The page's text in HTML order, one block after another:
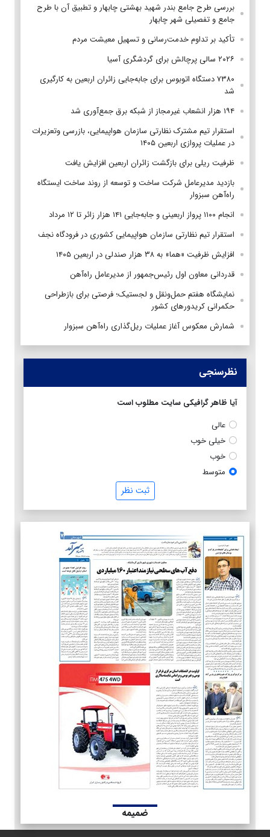
بررسی طرح جامع بندر شهید بهشتی چابهار و تطبیق آن با طرح
جامع و تفصیلی شهر چابهار
تأکید بر تداوم خدمت‌رسانی و تسهیل معیشت مردم
۲۰۲۶ سالی پرچالش برای گردشگری آسیا
۷۳۸۰ دستگاه اتوبوس برای جابه‌جایی زائران اربعین به‌ کارگیری
شد
۱۹۴ هزار انشعاب غیرمجاز از شبکه برق جمع‌آوری شد
استقرار تیم مشترک نظارتی سازمان هواپیمایی، بازرسی وتعزیرات
در عملیات پروازی اربعین ۱۴۰۵
ظرفیت ریلی برای بازگشت زائران اربعین افزایش یافت
بازدید مدیرعامل شرکت ساخت و توسعه از روند ساخت ایستگاه
راه‌آهن سبزوار
انجام ۱۱۰۰ پرواز اربعینی و جابه‌جایی ۱۴۱ هزار زائر تا ۱۲ مرداد
استقرار تیم‌ نظارتی سازمان هواپیمایی کشوری در فرودگاه نجف
افزایش ظرفیت «هما» به ۳۸ هزار صندلی در اربعین ۱۴۰۵
قدردانی معاون اول رئیس‌جمهور از مدیرعامل راه‌آهن
نمایشگاه هفتم حمل‌ونقل و لجستیک؛ فرصتی برای بازطراحی
حکمرانی کریدورهای کشور
شمارش معکوس آغاز عملیات ریل‌گذاری راه‌آهن سبزوار
نظرسنجی
آیا ظاهر گرافیکی سایت مطلوب است
عالی
خیلی خوب
خوب
متوسط
ثبت نظر
ضمیمه